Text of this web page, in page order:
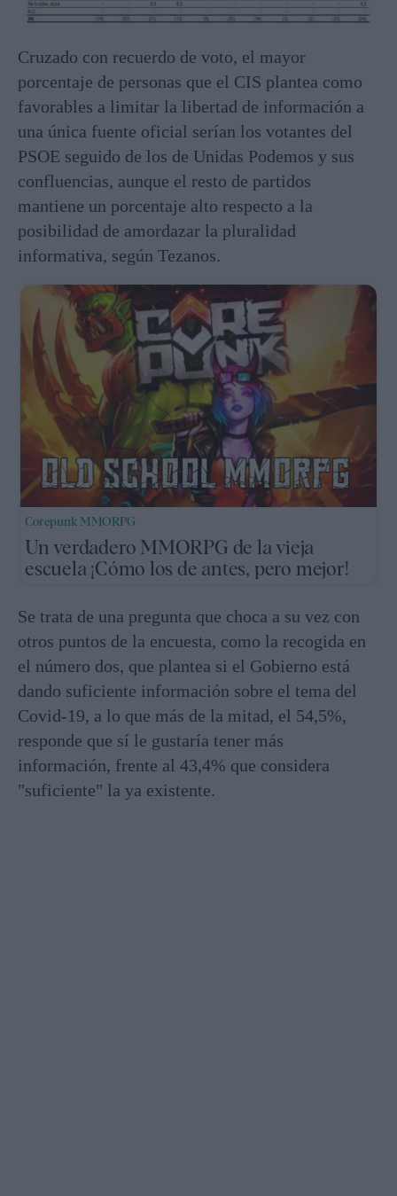
Cruzado con recuerdo de voto, el mayor
porcentaje de personas que el CIS plantea como
favorables a limitar la libertad de información a
una única fuente oficial serían los votantes del
PSOE seguido de los de Unidas Podemos y sus
confluencias, aunque el resto de partidos
mantiene un porcentaje alto respecto a la
posibilidad de amordazar la pluralidad
informativa, según Tezanos.
Corepunk MMORPG
Un verdadero MMORPG de la vieja
escuela ¡Cómo los de antes, pero mejor!
Se trata de una pregunta que choca a su vez con
otros puntos de la encuesta, como la recogida en
el número dos, que plantea si el Gobierno está
dando suficiente información sobre el tema del
Covid-19, a lo que más de la mitad, el 54,5%,
responde que sí le gustaría tener más
información, frente al 43,4% que considera
"suficiente" la ya existente.